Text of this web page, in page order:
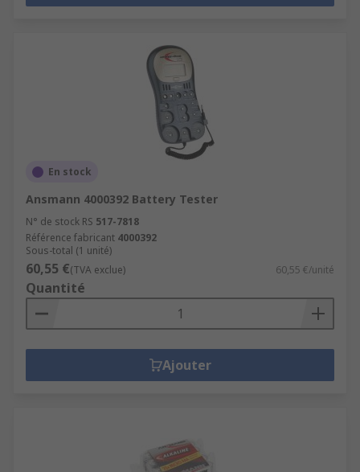
En stock
Ansmann 4000392 Battery Tester
N° de stock RS 517-7818
Référence fabricant 4000392
Sous-total (1 unité)
60,55 €(TVA exclue) 60,55 €/unité
Quantité
Ajouter